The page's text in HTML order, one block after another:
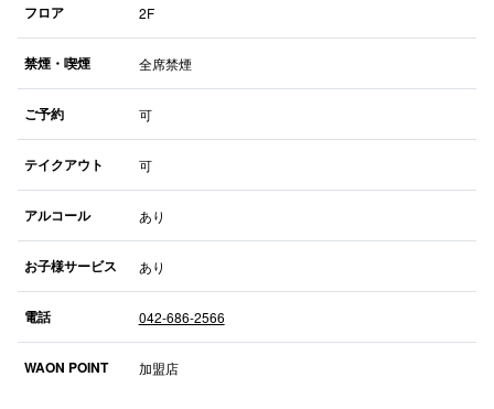
フロア 2F
禁煙・喫煙 全席禁煙
ご予約 可
テイクアウト 可
アルコール あり
お子様サービス あり
電話 042-686-2566
WAON POINT 加盟店